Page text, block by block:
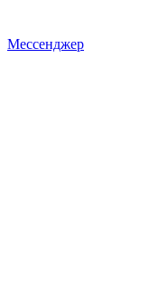
Мессенджер